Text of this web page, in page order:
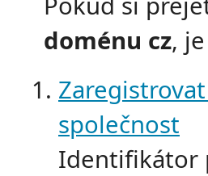
doménu cz,
společnost
Identifikátor